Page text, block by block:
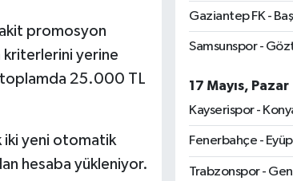
promosyon
kriterlerini yerine
25.000 TL
iki yeni otomatik
hesaba yükleniyor.
Gaziantep FK -
Samsunspor -
17 Mayıs, Pazar
Kayserispor -
Fenerbahçe -
Trabzonspor -